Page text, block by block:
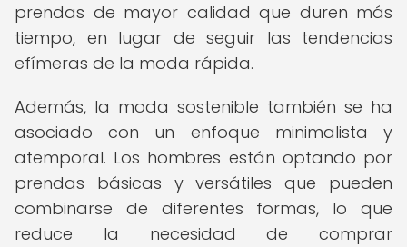
prendas de mayor calidad que duren más
tiempo, en lugar de seguir las tendencias
efímeras de la moda rápida.
Además, la moda sostenible también se ha
asociado con un enfoque minimalista y
atemporal. Los hombres están optando por
prendas básicas y versátiles que pueden
combinarse de diferentes formas, lo que
reduce la necesidad de comprar